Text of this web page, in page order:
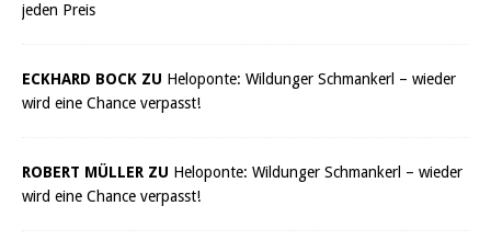
jeden Preis
ECKHARD BOCK ZU Heloponte: Wildunger Schmankerl – wieder
wird eine Chance verpasst!
ROBERT MÜLLER ZU Heloponte: Wildunger Schmankerl – wieder
wird eine Chance verpasst!